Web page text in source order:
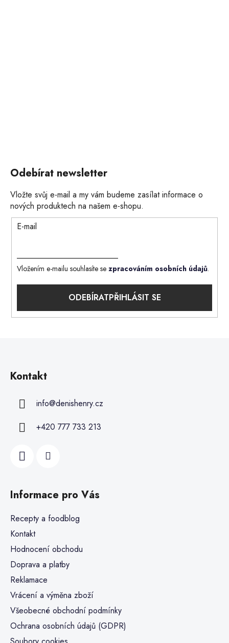
Odebírat newsletter
Vložte svůj e-mail a my vám budeme zasílat informace o
nových produktech na našem e-shopu.
E-mail
Vložením e-mailu souhlasíte se zpracováním osobních údajů.
PŘIHLÁSIT SE
Kontakt
info@denishenry.cz
+420 777 733 213
Informace pro Vás
Recepty a foodblog
Kontakt
Hodnocení obchodu
Doprava a platby
Reklamace
Vrácení a výměna zboží
Všeobecné obchodní podmínky
Ochrana osobních údajů (GDPR)